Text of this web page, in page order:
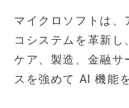
マイクロソフトは
コシステムを革新し
ケア、製造、金融サ
スを強めて AI 機能